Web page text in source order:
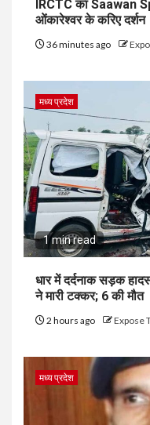
IRCTC का Saawan
ओंकारेश्वर के करिए दर्शन
36 minutes ago
मध्य प्रदेश
1 min read
धार में दर्दनाक सड़क
ने मारी टक्कर; 6 की मौत
2 hours ago Expose
मध्य प्रदेश